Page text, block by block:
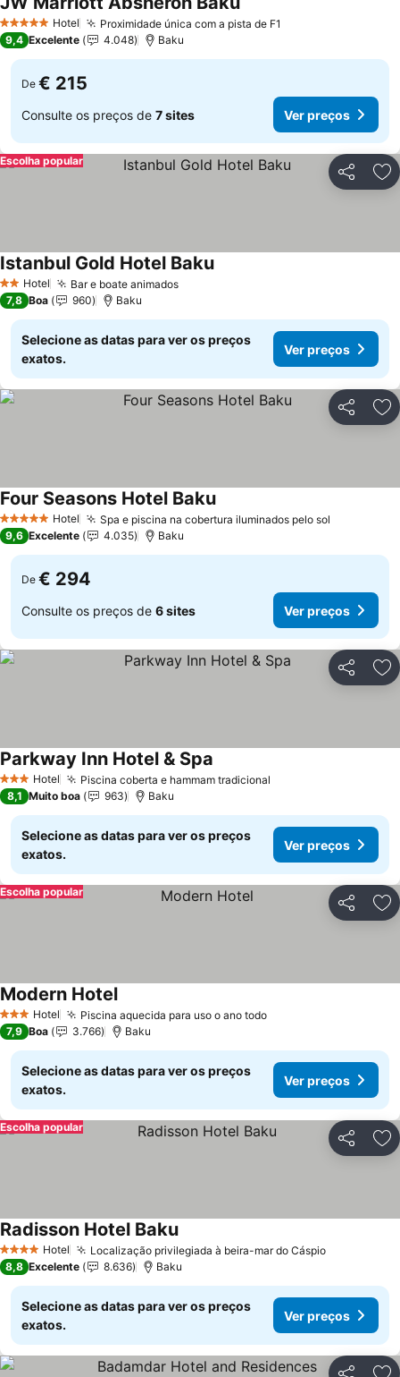
5 Estrelas Hotel Proximidade única com a pista de F1
Ver preços
9,4 Excelente 4.048 Baku
De € 215
Consulte os preços de 7 sites Ver preços
Partilhar
Escolha popular
2 Estrelas
Hotel Bar e boate animadosVer preços
Istanbul Gold Hotel BakuVer preços
7,8 Boa 960 Baku
Selecione as datas para ver os preços
exatos.
Ver preços
Partilhar
5 Estrelas Hotel Spa e piscina na cobertura iluminados pelo sol
Four Seasons Hotel BakuVer preços
9,6 Excelente 4.035 Baku
De € 294
Consulte os preços de 6 sites Ver preços
Partilhar
3 EstrelasHotel Piscina coberta e hammam tradicional
Parkway Inn Hotel & Spa
8,1 Muito boa 963 Baku
Selecione as datas para ver os preços
exatos.
Ver preços
Partilhar
Escolha popular
3 EstrelasHotel Piscina aquecida para uso o ano todoVer preços
Modern HotelVer preços
7,9 Boa 3.766 Baku
Selecione as datas para ver os preços
exatos.
Ver preços
Partilhar
Escolha popular
4 EstrelasHotel Localização privilegiada à beira-mar do CáspioVer preços
Radisson Hotel BakuVer preços
8,8 Excelente 8.636 Baku
Selecione as datas para ver os preços
exatos.
Ver preços